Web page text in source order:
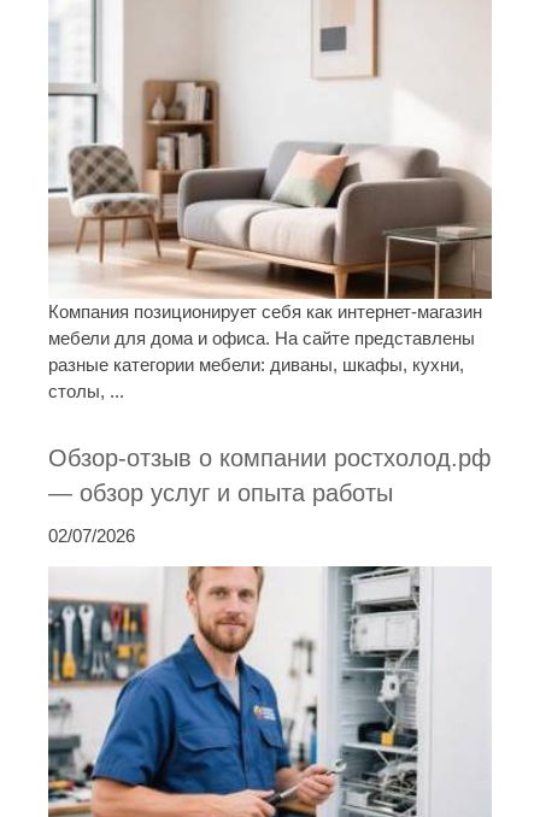
Компания позиционирует себя как интернет-магазин
мебели для дома и офиса. На сайте представлены
разные категории мебели: диваны, шкафы, кухни,
столы, ...
Обзор-отзыв о компании ростхолод.рф
— обзор услуг и опыта работы
02/07/2026